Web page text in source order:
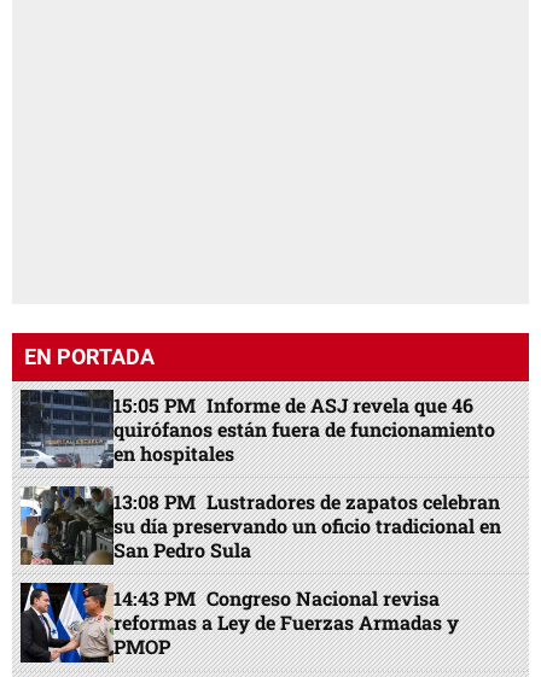
EN PORTADA
15:05 PM Informe de ASJ revela que 46
quirófanos están fuera de funcionamiento
en hospitales
13:08 PM Lustradores de zapatos celebran
su día preservando un oficio tradicional en
San Pedro Sula
14:43 PM Congreso Nacional revisa
reformas a Ley de Fuerzas Armadas y
PMOP